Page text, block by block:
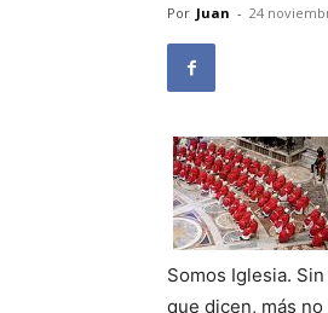
Por Juan - 24
Somos Iglesia.
que dicen, más